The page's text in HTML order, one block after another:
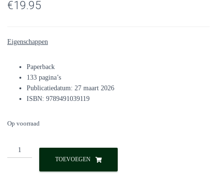
€19.95
Eigenschappen
Paperback
133 pagina’s
Publicatiedatum: 27 maart 2026
ISBN: 9789491039119
Op voorraad
Lezen
is
TOEVOEGEN